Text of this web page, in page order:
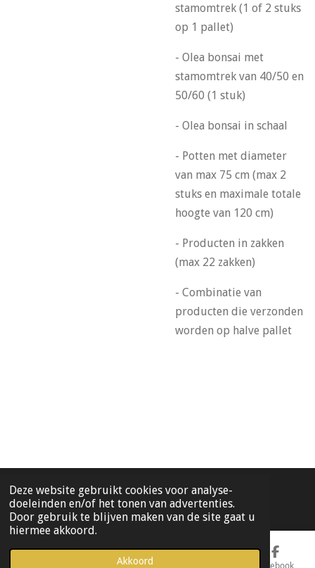
Deze website gebruikt cookies voor analyse-
doeleinden en/of het tonen van advertenties.
Door gebruik te blijven maken van de site gaat u
hiermee akkoord.
Akkoord
stamomtrek (1 of 2 stuks
op 1 pallet)
- Olea bonsai met
stamomtrek van 40/50 en
50/60 (1 stuk)
- Olea bonsai in schaal
- Potten met diameter
van max 75 cm (max 2
stuks en maximale totale
hoogte van 120 cm)
- Producten in zakken
(max 22 zakken)
- Combinatie van
producten die verzonden
worden op halve pallet
© 2019 - 2026 Dimatrading pottery fiberstone potten en bakken
Telefoonnummer Facebook